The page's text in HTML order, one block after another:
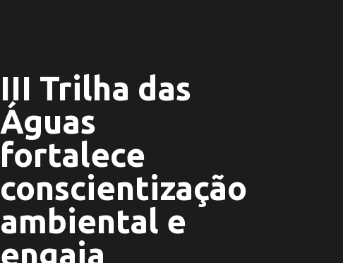
III Trilha das
Águas
fortalece
conscientização
ambiental e
engaja